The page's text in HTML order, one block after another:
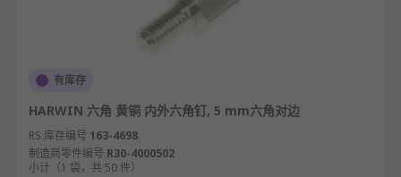
有库存
HARWIN 六角 黄铜 内外六角钉, 5 mm六角对边
RS 库存编号 163-4698
制造商零件编号 R30-4000502
小计（1 袋，共 50 件）